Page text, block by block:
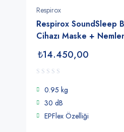
Respirox
Respirox SoundSleep
Cihazı Maske +
₺14.450,00
0.95 kg
30 dB
EPFlex Özelliği